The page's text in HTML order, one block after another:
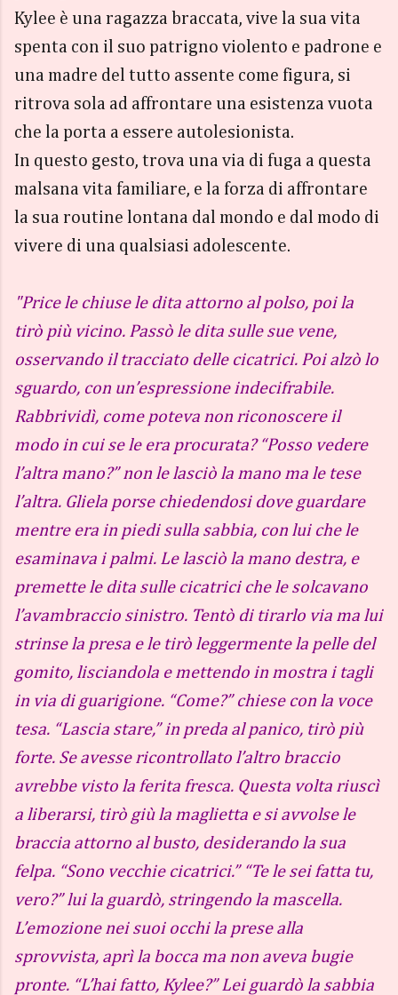
Kylee è una ragazza braccata, vive la sua vita
spenta con il suo patrigno violento e padrone e
una madre del tutto assente come figura, si
ritrova sola ad affrontare una esistenza vuota
che la porta a essere autolesionista.
In questo gesto, trova una via di fuga a questa
malsana vita familiare, e la forza di affrontare
la sua routine lontana dal mondo e dal modo di
vivere di una qualsiasi adolescente.
"Price le chiuse le dita attorno al polso, poi la
tirò più vicino. Passò le dita sulle sue vene,
osservando il tracciato delle cicatrici. Poi alzò lo
sguardo, con un’espressione indecifrabile.
Rabbrividì, come poteva non riconoscere il
modo in cui se le era procurata? “Posso vedere
l’altra mano?” non le lasciò la mano ma le tese
l’altra. Gliela porse chiedendosi dove guardare
mentre era in piedi sulla sabbia, con lui che le
esaminava i palmi. Le lasciò la mano destra, e
premette le dita sulle cicatrici che le solcavano
l’avambraccio sinistro. Tentò di tirarlo via ma lui
strinse la presa e le tirò leggermente la pelle del
gomito, lisciandola e mettendo in mostra i tagli
in via di guarigione. “Come?” chiese con la voce
tesa. “Lascia stare,” in preda al panico, tirò più
forte. Se avesse ricontrollato l’altro braccio
avrebbe visto la ferita fresca. Questa volta riuscì
a liberarsi, tirò giù la maglietta e si avvolse le
braccia attorno al busto, desiderando la sua
felpa. “Sono vecchie cicatrici.” “Te le sei fatta tu,
vero?” lui la guardò, stringendo la mascella.
L’emozione nei suoi occhi la prese alla
sprovvista, aprì la bocca ma non aveva bugie
pronte. “L’hai fatto, Kylee?” Lei guardò la sabbia